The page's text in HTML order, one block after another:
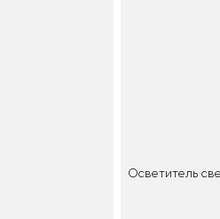
Осветитель